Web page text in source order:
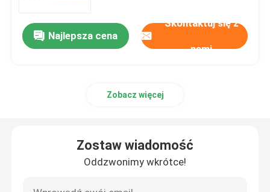
Najlepsza cena
Skontaktuj się z
nami
Zobacz więcej
Zostaw wiadomość
Oddzwonimy wkrótce!